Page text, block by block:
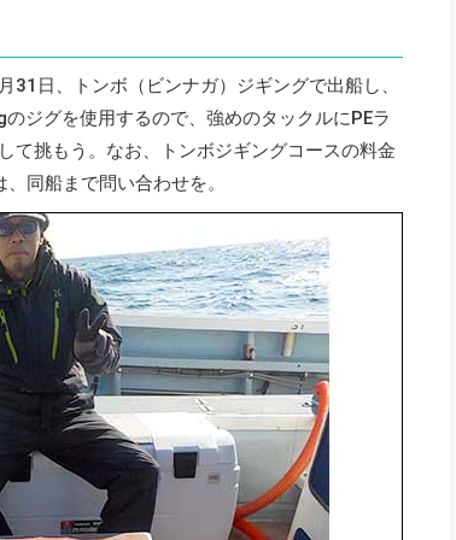
31日、トンボ（ビンナガ）ジギングで出船し、
ジグを使用するので、強めのタックルにPEラ
挑もう。なお、トンボジギングコースの料金
同船まで問い合わせを。